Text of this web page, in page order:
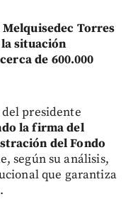
Torres
situación
de 600.000
presidente
la firma del
del Fondo
según su análisis,
que garantiza